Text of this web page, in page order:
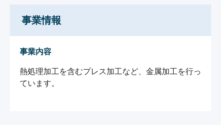
事業情報
事業内容
熱処理加工を含むプレス加工など、金属加工を行っ
ています。